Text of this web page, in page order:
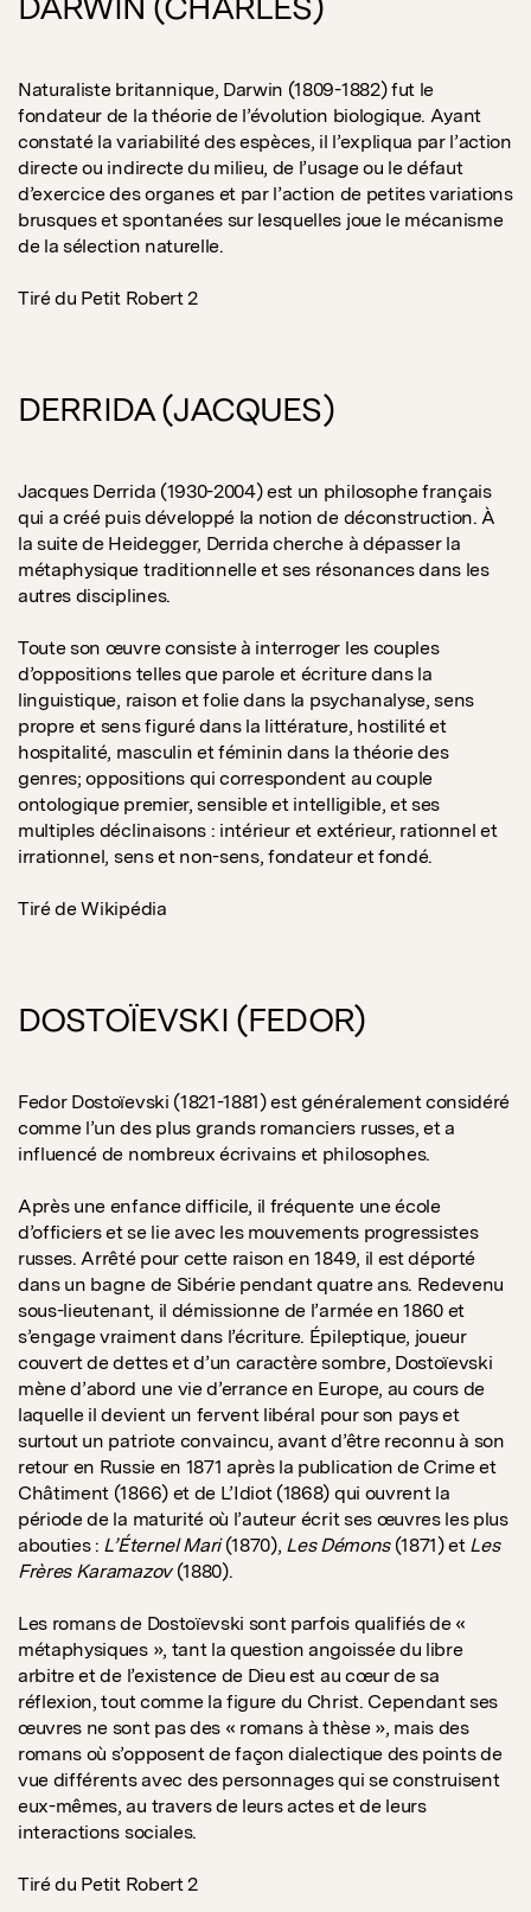
Naturaliste britannique, Darwin (1809-1882) fut le
fondateur de la théorie de l’évolution biologique. Ayant
constaté la variabilité des espèces, il l’expliqua par l’action
directe ou indirecte du milieu, de l’usage ou le défaut
d’exercice des organes et par l’action de petites variations
brusques et spontanées sur lesquelles joue le mécanisme
de la sélection naturelle.
Tiré du Petit Robert 2
DERRIDA (JACQUES)
Jacques Derrida (1930-2004) est un philosophe français
qui a créé puis développé la notion de déconstruction. À
la suite de Heidegger, Derrida cherche à dépasser la
métaphysique traditionnelle et ses résonances dans les
autres disciplines.
Toute son œuvre consiste à interroger les couples
d’oppositions telles que parole et écriture dans la
linguistique, raison et folie dans la psychanalyse, sens
propre et sens figuré dans la littérature, hostilité et
hospitalité, masculin et féminin dans la théorie des
genres; oppositions qui correspondent au couple
ontologique premier, sensible et intelligible, et ses
multiples déclinaisons : intérieur et extérieur, rationnel et
irrationnel, sens et non-sens, fondateur et fondé.
Tiré de Wikipédia
DOSTOÏEVSKI (FEDOR)
Fedor Dostoïevski (1821-1881) est généralement considéré
comme l’un des plus grands romanciers russes, et a
influencé de nombreux écrivains et philosophes.
Après une enfance difficile, il fréquente une école
d’officiers et se lie avec les mouvements progressistes
russes. Arrêté pour cette raison en 1849, il est déporté
dans un bagne de Sibérie pendant quatre ans. Redevenu
sous-lieutenant, il démissionne de l’armée en 1860 et
s’engage vraiment dans l’écriture. Épileptique, joueur
couvert de dettes et d’un caractère sombre, Dostoïevski
mène d’abord une vie d’errance en Europe, au cours de
laquelle il devient un fervent libéral pour son pays et
surtout un patriote convaincu, avant d’être reconnu à son
retour en Russie en 1871 après la publication de Crime et
Châtiment (1866) et de L’Idiot (1868) qui ouvrent la
période de la maturité où l’auteur écrit ses œuvres les plus
abouties : L’Éternel Mari(1870), Les Démons(1871) et Les
Frères Karamazov(1880).
Les romans de Dostoïevski sont parfois qualifiés de «
métaphysiques », tant la question angoissée du libre
arbitre et de l’existence de Dieu est au cœur de sa
réflexion, tout comme la figure du Christ. Cependant ses
œuvres ne sont pas des « romans à thèse », mais des
romans où s’opposent de façon dialectique des points de
vue différents avec des personnages qui se construisent
eux-mêmes, au travers de leurs actes et de leurs
interactions sociales.
Tiré du Petit Robert 2